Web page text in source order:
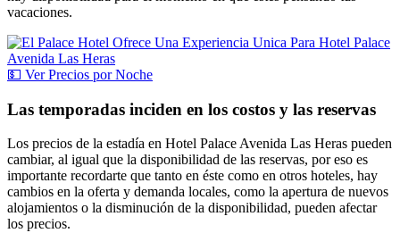
vacaciones.
💵 VerPrecios por Noche
Las temporadas inciden en los costos y las reservas
Los precios de la estadía en Hotel Palace Avenida Las Heras pueden
cambiar, al igual que la disponibilidad de las reservas, por eso es
importante recordarte que tanto en éste como en otros hoteles, hay
cambios en la oferta y demanda locales, como la apertura de nuevos
alojamientos o la disminución de la disponibilidad, pueden afectar
los precios.